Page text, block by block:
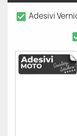
check_box Adesivi